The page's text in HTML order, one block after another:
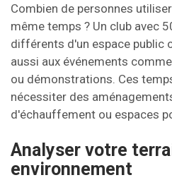
Combien de personnes
même temps ? Un club avec
différents d'un espace public
aussi aux événements
ou démonstrations. Ces
nécessiter des
d'échauffement ou espaces
Analyser votre
environnement